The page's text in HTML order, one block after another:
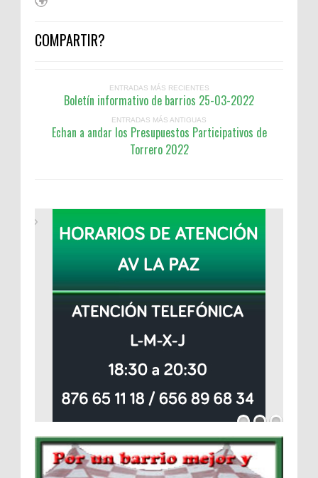
COMPARTIR?
ENTRADAS MÁS RECIENTES
Boletín informativo de barrios 25-03-2022
ENTRADAS MÁS ANTIGUAS
Echan a andar los Presupuestos Participativos de
Torrero 2022